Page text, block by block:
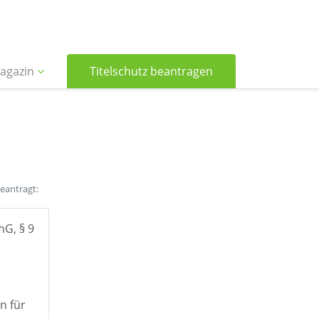
Titelschutz beantragen
§ 9
für